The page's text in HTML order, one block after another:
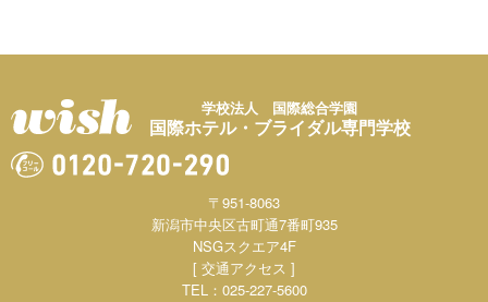
学校法人 国際総合学園
国際ホテル・ブライダル専門学校
〒951-8063
新潟市中央区古町通7番町935
NSGスクエア4F
[ 交通アクセス ]
TEL：025-227-5600